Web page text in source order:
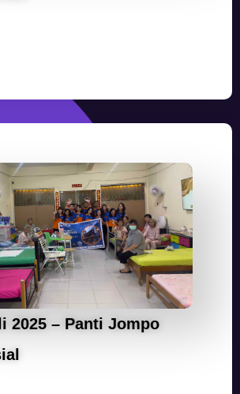
2025 – Panti Jompo